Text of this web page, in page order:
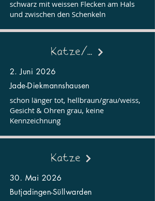
schwarz mit weissen Flecken am Hals
und zwischen den Schenkeln
Katze/Kater
2. Juni 2026
Jade-Diekmannshausen
schon länger tot, hellbraun/grau/weiss,
Gesicht & Ohren grau, keine
Kennzeichnung
Katze
30. Mai 2026
Butjadingen-Süllwarden